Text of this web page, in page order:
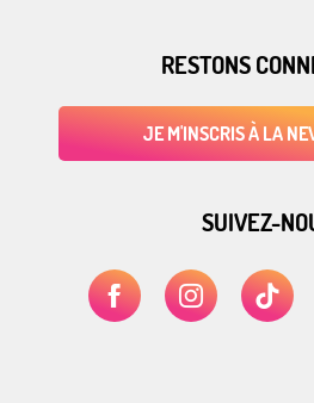
RESTONS
JE M'INSCRIS À LA
SUIVEZ-